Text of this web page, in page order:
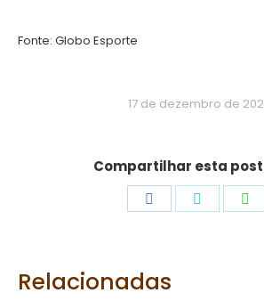
Fonte: Globo Esporte
17 de dezembro de
Compartilhar esta
Relacionadas